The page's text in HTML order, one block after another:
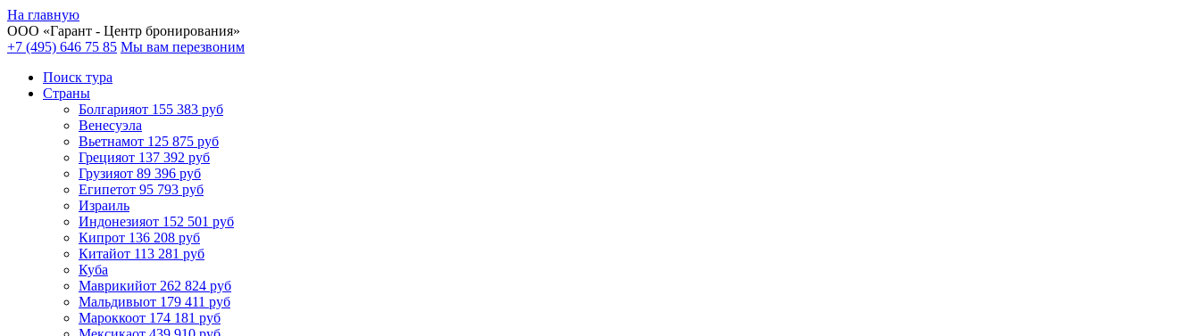
На главную
ООО «Гарант - Центр бронирования»
+7 (495) 646 75 85 Мы вам перезвоним
Поиск тура
Cтраны
Болгарияот 155 383 руб
Венесуэла
Вьетнамот 125 875 руб
Грецияот 137 392 руб
Грузияот 89 396 руб
Египетот 95 793 руб
Израиль
Индонезияот 152 501 руб
Кипрот 136 208 руб
Китайот 113 281 руб
Куба
Маврикийот 262 824 руб
Мальдивыот 179 411 руб
Мароккоот 174 181 руб